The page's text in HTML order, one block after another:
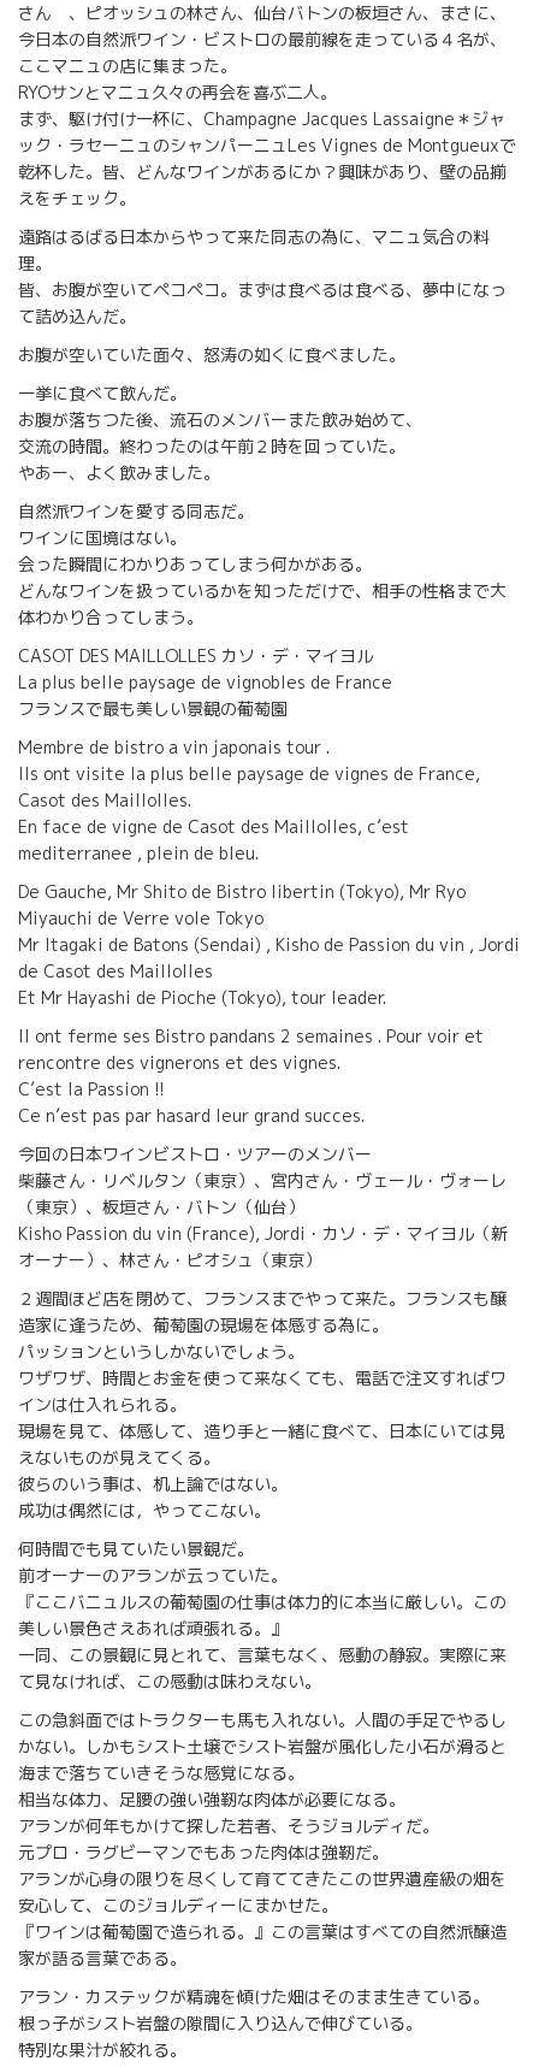
さん 、ピオッシュの林さん、仙台バトンの板垣さん、まさに、
今日本の自然派ワイン・ビストロの最前線を走っている４名が、
ここマニュの店に集まった。
RYOサンとマニュ久々の再会を喜ぶ二人。
まず、駆け付け一杯に、Champagne Jacques Lassaigne＊ジャ
ック・ラセーニュのシャンパーニュLes Vignes de Montgueuxで
乾杯した。皆、どんなワインがあるにか？興味があり、壁の品揃
えをチェック。
遠路はるばる日本からやって来た同志の為に、マニュ気合の料
理。
皆、お腹が空いてペコペコ。まずは食べるは食べる、夢中になっ
て詰め込んだ。
お腹が空いていた面々、怒涛の如くに食べました。
一挙に食べて飲んだ。
お腹が落ちつた後、流石のメンバーまた飲み始めて、
交流の時間。終わったのは午前２時を回っていた。
やあー、よく飲みました。
自然派ワインを愛する同志だ。
ワインに国境はない。
会った瞬間にわかりあってしまう何かがある。
どんなワインを扱っているかを知っただけで、相手の性格まで大
体わかり合ってしまう。
CASOT DES MAILLOLLES カソ・デ・マイヨル
La plus belle paysage de vignobles de France
フランスで最も美しい景観の葡萄園
Membre de bistro a vin japonais tour .
Ils ont visite la plus belle paysage de vignes de France,
Casot des Maillolles.
En face de vigne de Casot des Maillolles, c’est
mediterranee , plein de bleu.
De Gauche, Mr Shito de Bistro libertin (Tokyo), Mr Ryo
Miyauchi de Verre vole Tokyo
Mr Itagaki de Batons (Sendai) , Kisho de Passion du vin , Jordi
de Casot des Maillolles
Et Mr Hayashi de Pioche (Tokyo), tour leader.
Il ont ferme ses Bistro pandans 2 semaines . Pour voir et
rencontre des vignerons et des vignes.
C’est la Passion !!
Ce n’est pas par hasard leur grand succes.
今回の日本ワインビストロ・ツアーのメンバー
柴藤さん・リベルタン（東京）、宮内さん・ヴェール・ヴォーレ
（東京）、板垣さん・バトン（仙台）
Kisho Passion du vin (France), Jordi・カソ・デ・マイヨル（新
オーナー）、林さん・ピオシュ（東京）
２週間ほど店を閉めて、フランスまでやって来た。フランスも醸
造家に逢うため、葡萄園の現場を体感する為に。
パッションというしかないでしょう。
ワザワザ、時間とお金を使って来なくても、電話で注文すればワ
インは仕入れられる。
現場を見て、体感して、造り手と一緒に食べて、日本にいては見
えないものが見えてくる。
彼らのいう事は、机上論ではない。
成功は偶然には，やってこない。
何時間でも見ていたい景観だ。
前オーナーのアランが云っていた。
『ここバニュルスの葡萄園の仕事は体力的に本当に厳しい。この
美しい景色さえあれば頑張れる。』
一同、この景観に見とれて、言葉もなく、感動の静寂。実際に来
て見なければ、この感動は味わえない。
この急斜面ではトラクターも馬も入れない。人間の手足でやるし
かない。しかもシスト土壌でシスト岩盤が風化した小石が滑ると
海まで落ちていきそうな感覚になる。
相当な体力、足腰の強い強靭な肉体が必要になる。
アランが何年もかけて探した若者、そうジョルディだ。
元プロ・ラグビーマンでもあった肉体は強靭だ。
アランが心身の限りを尽くして育ててきたこの世界遺産級の畑を
安心して、このジョルディーにまかせた。
『ワインは葡萄園で造られる。』この言葉はすべての自然派醸造
家が語る言葉である。
アラン・カステックが精魂を傾けた畑はそのまま生きている。
根っ子がシスト岩盤の隙間に入り込んで伸びている。
特別な果汁が絞れる。